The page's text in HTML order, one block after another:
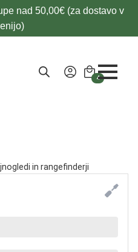
nad 50,00€ (za dostavo v
4
in rangefinderji